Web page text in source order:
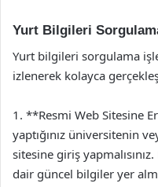
Yurt Bilgileri
Yurt bilgileri sorgulama
izlenerek kolayca
1. **Resmi Web Sitesine
yaptığınız üniversitenin
sitesine giriş
dair güncel bilgiler yer